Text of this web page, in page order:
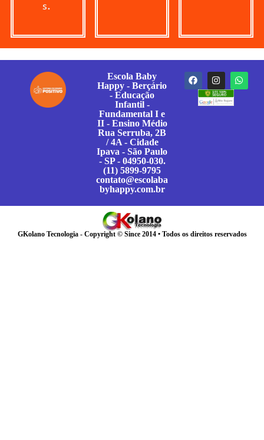
s.
Escola Baby
Happy - Berçário
- Educação
Infantil -
Fundamental I e
II - Ensino Médio
Rua Serruba, 2B
/ 4A - Cidade
Ipava - São Paulo
- SP - 04950-030.
(11) 5899-9795
contato@escolaba
byhappy.com.br
GKolano Tecnologia - Copyright © Since 2014 • Todos os direitos reservados